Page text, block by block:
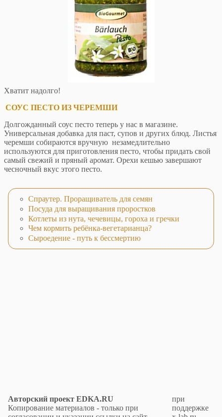
Хватит надолго!
СОУС ПЕСТО ИЗ ЧЕРЕМШИ
Долгожданный соус песто теперь у нас в магазине.
Универсальная добавка для паст, супов и других блюд. Листья
черемши собираются вручную незамедлительно
используются для приготовления песто, чтобы придать свой
самый свежий и пряный аромат. Орехи кешью завершают
чесночный вкус этого песто.
Спраутер. Проращиватель для семян
Посуда для выращивания проростков
Котлеты из нута, чечевицы, гороха и гречки
Чем кормить ребёнка-вегетарианца?
Сыроедение - путь к бессмертию
Авторский проект EDKA.RU
Копирование материалов - только при
при
поддержке